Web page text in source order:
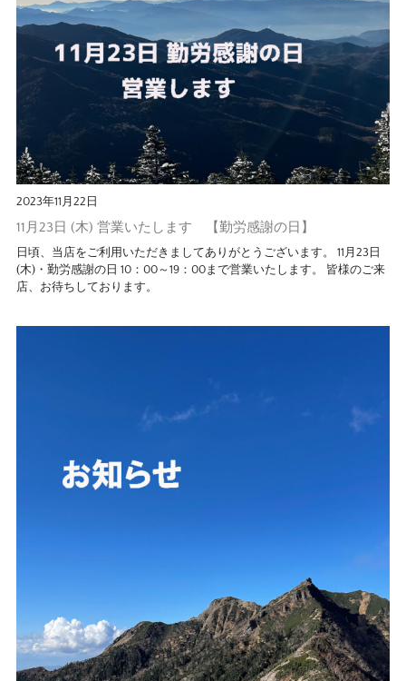
2023年11月22日
11月23日 (木) 営業いたします 【勤労感謝の日】
日頃、当店をご利用いただきましてありがとうございます。 11月23日
(木)・勤労感謝の日 10：00～19：00まで営業いたします。 皆様のご来
店、お待ちしております。